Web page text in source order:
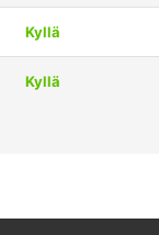
Kyllä
Kyllä